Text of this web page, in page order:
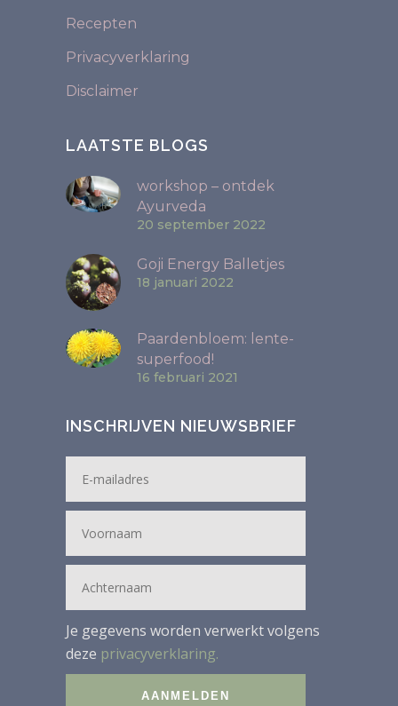
Recepten
Privacyverklaring
Disclaimer
LAATSTE BLOGS
workshop – ontdek
Ayurveda
20 september 2022
Goji Energy Balletjes
18 januari 2022
Paardenbloem: lente-
superfood!
16 februari 2021
INSCHRIJVEN NIEUWSBRIEF
Je gegevens worden verwerkt volgens
deze privacyverklaring.